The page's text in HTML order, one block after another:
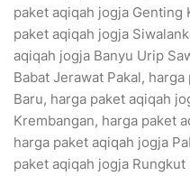
paket aqiqah jogja Genting
paket aqiqah jogja
aqiqah jogja Banyu Urip
Babat Jerawat Pakal,
Baru, harga paket aqiqah
Krembangan, harga paket
harga paket aqiqah jogja
paket aqiqah jogja